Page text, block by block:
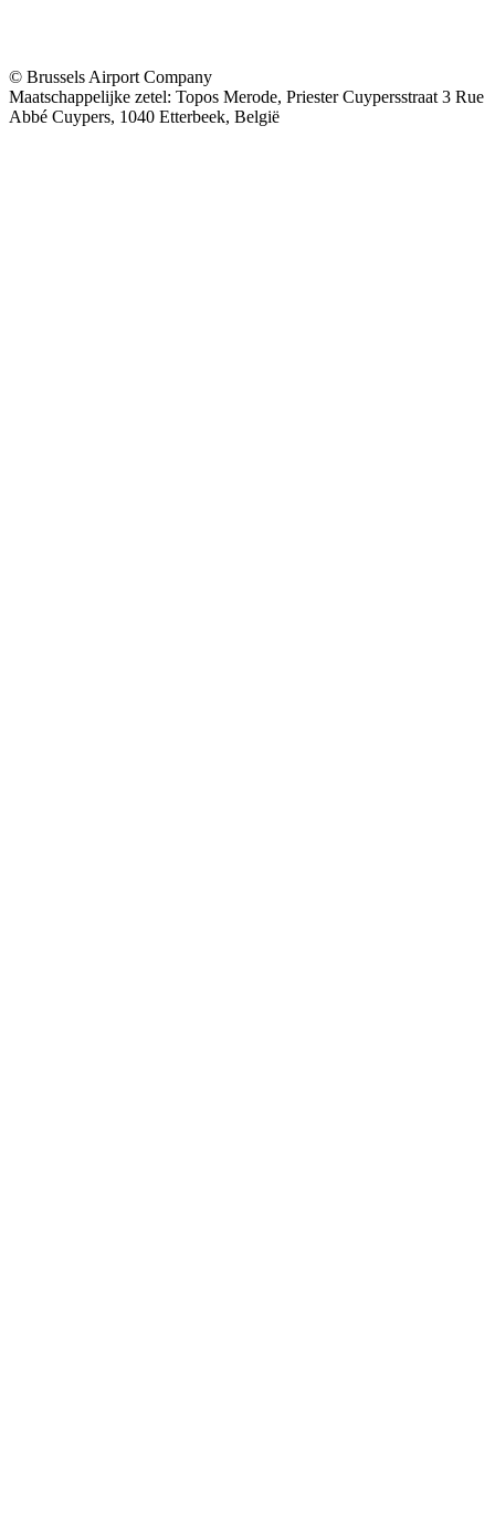
© Brussels Airport Company
Maatschappelijke zetel: Topos Merode, Priester Cuypersstraat 3 Rue
Abbé Cuypers, 1040 Etterbeek, België